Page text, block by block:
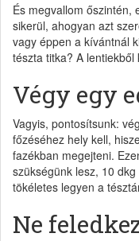
És megvallom őszintén,
sikerül, ahogyan azt
vagy éppen a kívántnál
tészta titka? A lentiekből
Végy egy
Vagyis, pontosítsunk:
főzéséhez hely kell,
fazékban megejteni.
szükségünk lesz, 10
tökéletes legyen a
Ne